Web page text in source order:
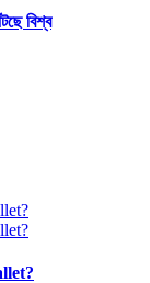
বিশ্ব